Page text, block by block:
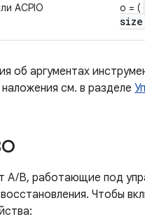
ACPIO
o = (
size
об аргументах
см. в разделе
A/B, работающие под
Чтобы